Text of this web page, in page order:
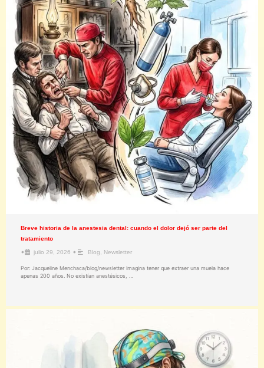
Breve historia de la anestesia dental: cuando el dolor dejó ser parte del
tratamiento
• julio 29, 2026 • Blog, Newsletter
Por: Jacqueline Menchaca/blog/newsletter Imagina tener que extraer una muela hace
apenas 200 años. No existían anestésicos, …